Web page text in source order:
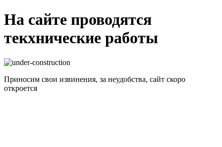
На сайте проводятся
текхнические работы
Приносим свои извинения, за неудобства, сайт скоро
откроется